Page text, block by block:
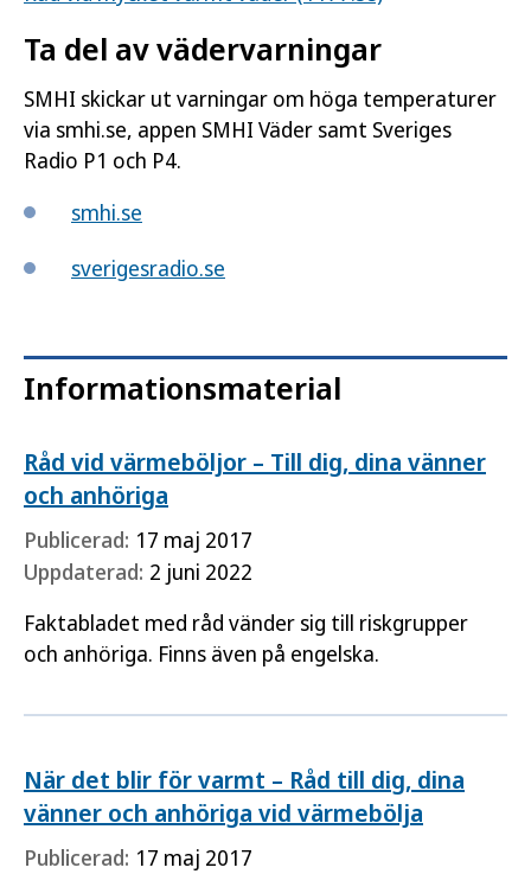
Ta del av vädervarningar
SMHI skickar ut varningar om höga temperaturer
via smhi.se, appen SMHI Väder samt Sveriges
Radio P1 och P4.
smhi.se
sverigesradio.se
Informationsmaterial
Råd vid värmeböljor – Till dig, dina vänner
och anhöriga
Publicerad: 17 maj 2017
Uppdaterad: 2 juni 2022
Faktabladet med råd vänder sig till riskgrupper
och anhöriga. Finns även på engelska.
När det blir för varmt – Råd till dig, dina
vänner och anhöriga vid värmebölja
Publicerad: 17 maj 2017